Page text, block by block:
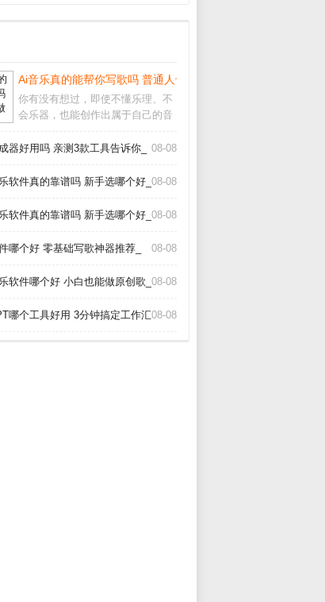
相_Ai音乐真的能帮你写歌吗 普通人也能做的3个神器_
你有没有想过，即使不懂乐理、不
会乐器，也能创作出属于自己的音
切变成现实。从自动生成旋律到智
乐正在降低创作门槛，让每个人都
器好用吗 亲测3款工具告诉你_ 08-08
软件真的靠谱吗 新手选哪个好_ 08-08
软件真的靠谱吗 新手选哪个好_ 08-08
哪个好 零基础写歌神器推荐_ 08-08
软件哪个好 小白也能做原创歌_ 08-08
哪个工具好用 3分钟搞定工作汇报_
08-08